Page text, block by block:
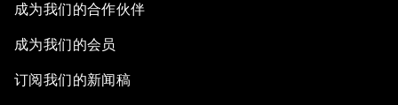
成为我们的合作伙伴
成为我们的会员
订阅我们的新闻稿